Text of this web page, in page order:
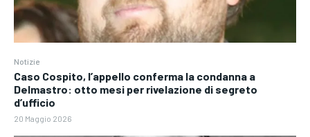
Notizie
Caso Cospito, l’appello conferma la condanna a
Delmastro: otto mesi per rivelazione di segreto
d’ufficio
20 Maggio 2026